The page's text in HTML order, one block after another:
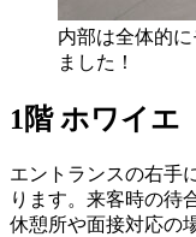
内部は全体的
ました！
1階 ホワイエ
エントランスの右手
ります。来客時の待
休憩所や面接対応の